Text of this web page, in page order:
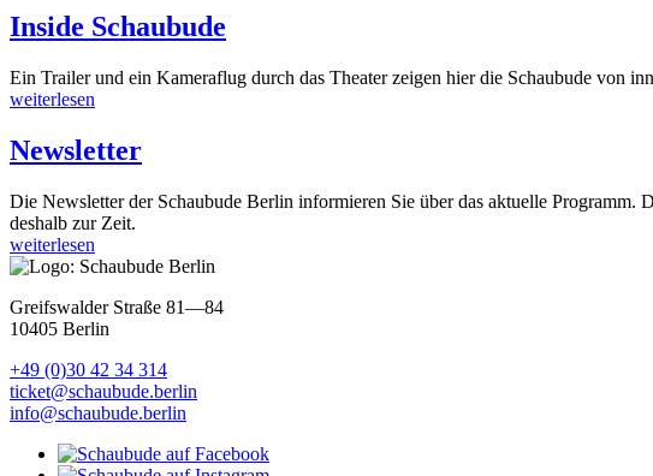
Inside Schaubude
Ein Trailer und ein Kameraflug durch das Theater zeigen hier die Schaubude von
weiterlesen
Newsletter
Die Newsletter der Schaubude Berlin informieren Sie über das aktuelle Programm.
deshalb zur Zeit.
weiterlesen
Greifswalder Straße 81—84
10405 Berlin
+49 (0)30 42 34 314
ticket@schaubude.berlin
info@schaubude.berlin